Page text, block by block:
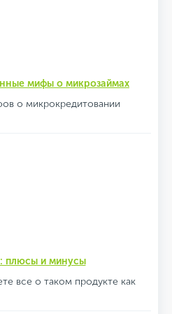
мифы о микрозаймах
о микрокредитовании
плюсы и минусы
все о таком продукте как